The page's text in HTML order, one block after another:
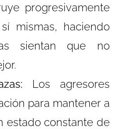
progresivamente
mismas, haciendo
sientan que no
Los agresores
para mantener a
estado constante de